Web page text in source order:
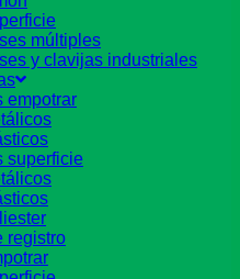
múltiples
y clavijas industriales
empotrar
superficie
registro